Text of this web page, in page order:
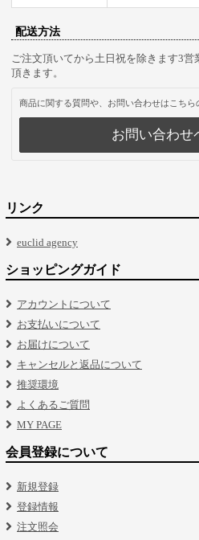
配送方法
ご注文頂いてから土日祝を除きます3
頂きます。
商品に関する質問や、お問い合わせはこちら
お問い合わせ
リンク
euclid agency
ショッピングガイド
アカウントについて
お支払いについて
お届けについて
キャンセルと返品について
推奨環境
よくあるご質問
MY PAGE
会員登録について
新規登録
登録情報
注文照会